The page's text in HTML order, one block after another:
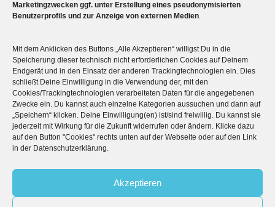
Marketingzwecken ggf. unter Erstellung eines pseudonymisierten
Benutzerprofils und zur Anzeige von externen Medien.
Mit dem Anklicken des Buttons „Alle Akzeptieren“ willigst Du in die
Speicherung dieser technisch nicht erforderlichen Cookies auf Deinem
Endgerät und in den Einsatz der anderen Trackingtechnologien ein. Dies
schließt Deine Einwilligung in die Verwendung der, mit den
Cookies/Trackingtechnologien verarbeiteten Daten für die angegebenen
Zwecke ein. Du kannst auch einzelne Kategorien aussuchen und dann auf
„Speichern“ klicken. Deine Einwilligung(en) ist/sind freiwillig. Du kannst sie
jederzeit mit Wirkung für die Zukunft widerrufen oder ändern. Klicke dazu
auf den Button "Cookies" rechts unten auf der Webseite oder auf den Link
in der Datenschutzerklärung.
Akzeptieren
 Unsere Hallen im Überblick
© 2026Boulderwelt
Benutzungsordnung
Impressum